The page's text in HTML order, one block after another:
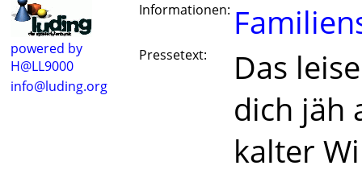
powered by
H@LL9000
info@luding.org
Informationen:
Pressetext:
Das
dich jäh
kalter